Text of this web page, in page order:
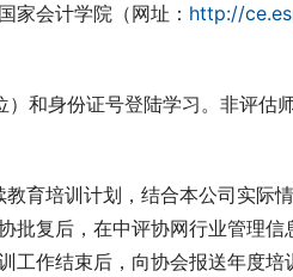
家会计学院（网址： http://
和身份证号登陆学习。非评估
育培训计划，结合本公司实际
复后，在中评协网行业管理信
工作结束后，向协会报送年度